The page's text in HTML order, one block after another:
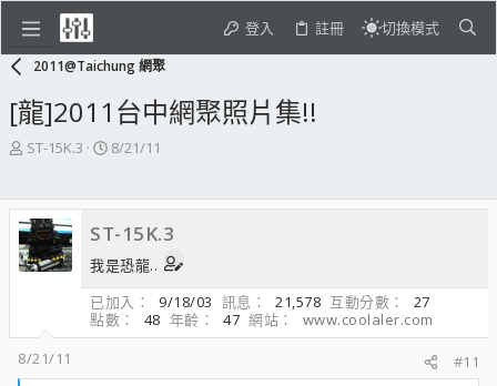
登入 註冊 切換模式
2011@Taichung 網聚
[龍]2011台中網聚照片集!!
主
起
人
ST-15K.3
開
期
8/21/11
ST-15K.3
我是恐龍..
已加入
9/18/03 訊息 21,578 互動分數
27
點數
48 年齡 47 網站
www.coolaler.com
8/21/11
#11